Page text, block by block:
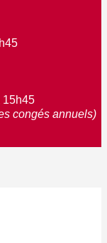
15h45
congés annuels)